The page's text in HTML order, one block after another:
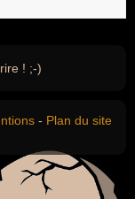
! ;-)
- Plan du site